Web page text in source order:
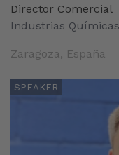
Director Comercial
Industrias
Zaragoza, España
SPEAKER